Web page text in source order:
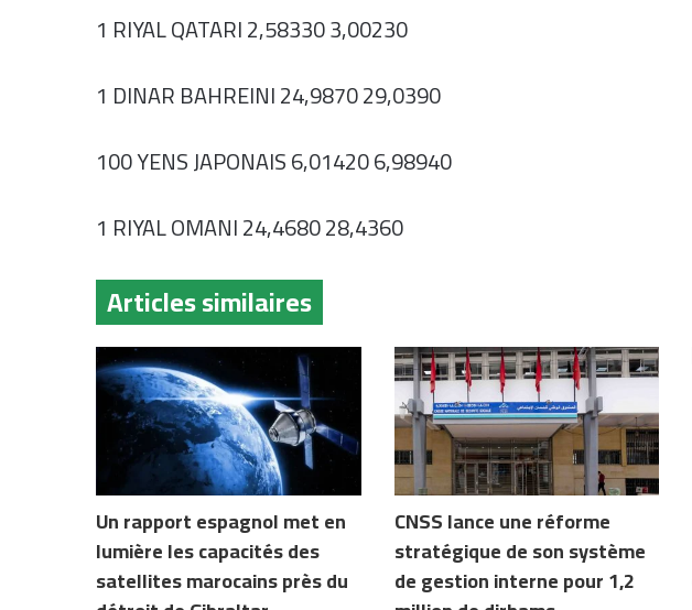
1 RIYAL QATARI 2,58330 3,00230
1 DINAR BAHREINI 24,9870 29,0390
100 YENS JAPONAIS 6,01420 6,98940
1 RIYAL OMANI 24,4680 28,4360
Articles similaires
Un rapport espagnol met en
lumière les capacités des
satellites marocains près du
CNSS lance une réforme
stratégique de son système
de gestion interne pour 1,2